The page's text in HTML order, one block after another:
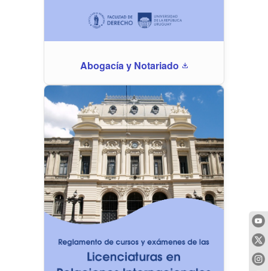
Abogacía y Notariado download